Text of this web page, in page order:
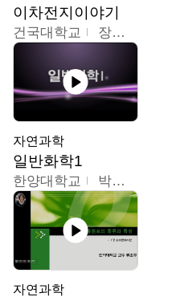
이차전지이야기
건국대학교 장호현
자연과학
일반화학1
한양대학교 박경호
자연과학